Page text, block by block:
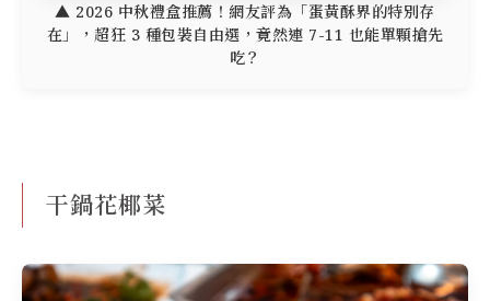
▲ 2026 中秋禮盒推薦！網友評為「蛋黃酥界的特別存
在」，超狂 3 種包裝自由選，竟然連 7-11 也能單顆搶先
吃？
干鍋花椰菜